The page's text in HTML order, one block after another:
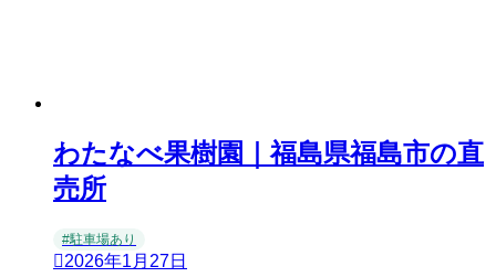
わたなべ果樹園｜福島県福島市の直
売所
#駐車場あり
2026年1月27日